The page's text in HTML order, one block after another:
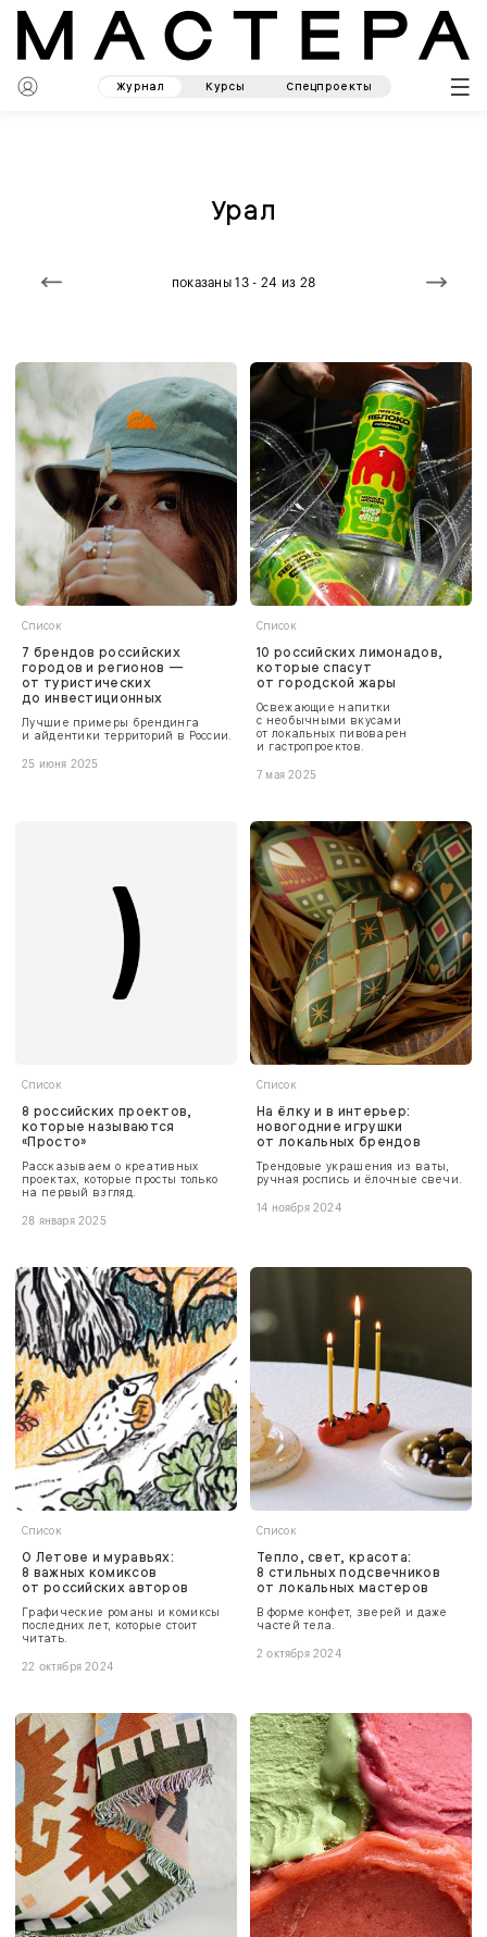
Журнал Курсы Спецпроекты
Урал
показаны 13 - 24 из 28
Список
7 брендов российских
городов и регионов —
от туристических
до инвестиционных
Лучшие примеры брендинга
и айдентики территорий в России.
25 июня 2025
Список
10 российских лимонадов,
которые спасут
от городской жары
Освежающие напитки
с необычными вкусами
от локальных пивоварен
и гастропроектов.
7 мая 2025
Список
8 российских проектов,
которые называются
«Просто»
Рассказываем о креативных
проектах, которые просты только
на первый взгляд.
28 января 2025
Список
На ёлку и в интерьер:
новогодние игрушки
от локальных брендов
Трендовые украшения из ваты,
ручная роспись и ёлочные свечи.
14 ноября 2024
Список
О Летове и муравьях:
8 важных комиксов
от российских авторов
Графические романы и комиксы
последних лет, которые стоит
читать.
22 октября 2024
Список
Тепло, свет, красота:
8 стильных подсвечников
от локальных мастеров
В форме конфет, зверей и даже
частей тела.
2 октября 2024